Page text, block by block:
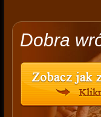
Dobra